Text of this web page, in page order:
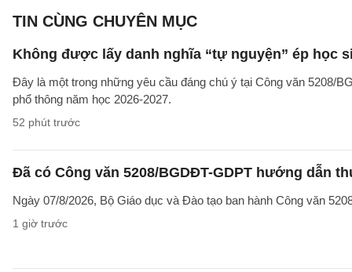
TIN CÙNG CHUYÊN MỤC
Không được lấy danh nghĩa “tự nguyện” ép học
Đây là một trong những yêu cầu đáng chú ý tại Công văn 5208/
phổ thông năm học 2026-2027.
52 phút trước
Đã có Công văn 5208/BGDĐT-GDPT hướng dẫn
Ngày 07/8/2026, Bộ Giáo dục và Đào tạo ban hành Công văn
1 giờ trước